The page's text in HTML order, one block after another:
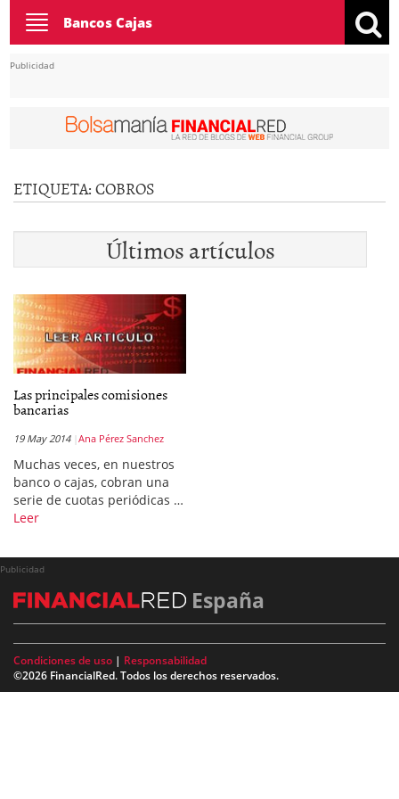
Toggle
navigation
Bancos Cajas
Publicidad
ETIQUETA:COBROS
Últimos artículos
Las principales comisiones
bancarias
19 May 2014 Ana Pérez Sanchez
Muchas veces, en nuestros
banco o cajas, cobran una
serie de cuotas periódicas …
Leer
Publicidad
España
Condiciones de uso | Responsabilidad
©2026 FinancialRed. Todos los derechos reservados.